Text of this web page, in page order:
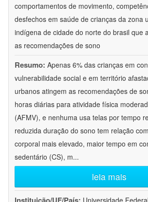
comportamentos de movimento,
desfechos em saúde de crianças da zona
indígena de cidade do norte do brasil que
as recomendações de sono
Resumo: Apenas 6% das crianças em
vulnerabilidade social e em território
urbanos atingem as recomendações de
horas diárias para atividade física
(AFMV), e nenhuma usa telas por tempo
reduzida duração do sono tem relação
corporal mais elevado, maior tempo em
sedentário (CS), m...
leia mais